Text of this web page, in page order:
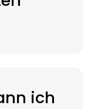
ich